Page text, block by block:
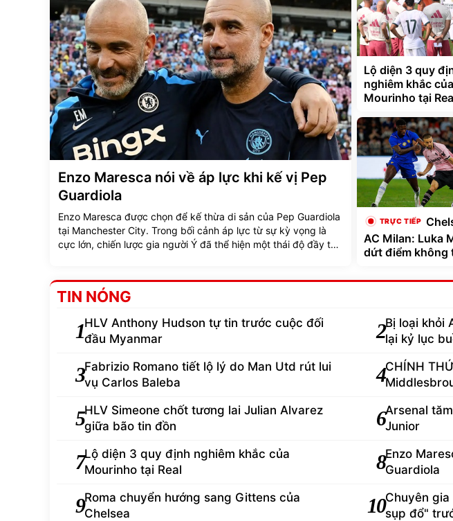
Enzo Maresca nói về áp lực khi kế vị Pep
Guardiola
Enzo Maresca được chọn để kế thừa di sản của Pep Guardiola
tại Manchester City. Trong bối cảnh áp lực từ sự kỳ vọng là
cực lớn, chiến lược gia người Ý đã thể hiện một thái độ đầy tự
Lộ diện 3 quy
nghiêm khắc của
Mourinho tại
AC Milan: Luka
dứt điểm không
TIN NÓNG
1HLV Anthony Hudson tự tin trước cuộc đối
đầu Myanmar
2Bị loại khỏi
lại kỷ lục
3Fabrizio Romano tiết lộ lý do Man Utd rút lui
vụ Carlos Baleba
4CHÍNH
5HLV Simeone chốt tương lai Julian Alvarez
giữa bão tin đồn
6Arsenal
Junior
7Lộ diện 3 quy định nghiêm khắc của
Mourinho tại Real
8Enzo
Guardiola
9Roma chuyển hướng sang Gittens của
Chelsea
10Chuyên
sụp đổ"